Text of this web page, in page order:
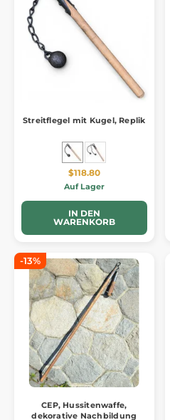
Streitflegel mit Kugel, Replik
$118.80
Auf Lager
IN DEN
WARENKORB
-13%
CEP, Hussitenwaffe,
dekorative Nachbildung